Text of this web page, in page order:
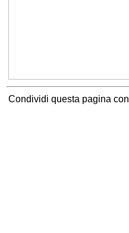
Condividi questa pagina con